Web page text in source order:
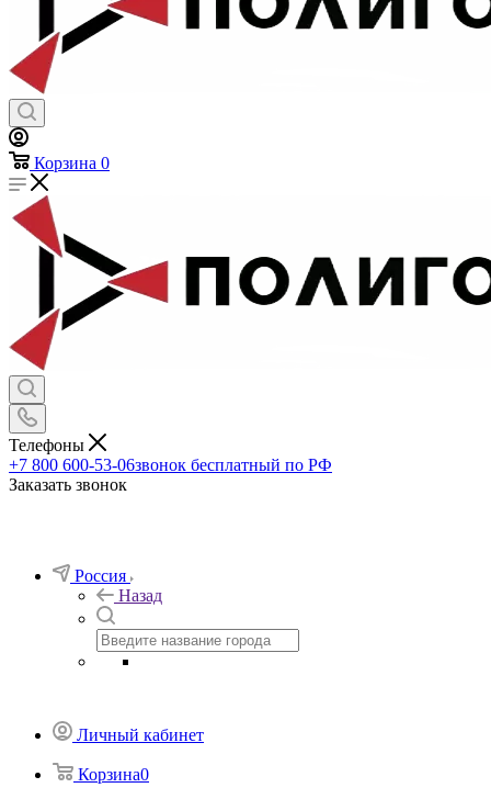
Корзина 0
Телефоны
+7 800 600-53-06звонок бесплатный по РФ
Заказать звонок
Россия
Назад
Личный кабинет
Корзина0